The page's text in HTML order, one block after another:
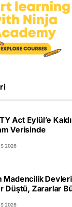
Act Eylül’e
Verisinde
2026
Madencilik
Düştü, Zararlar
2026